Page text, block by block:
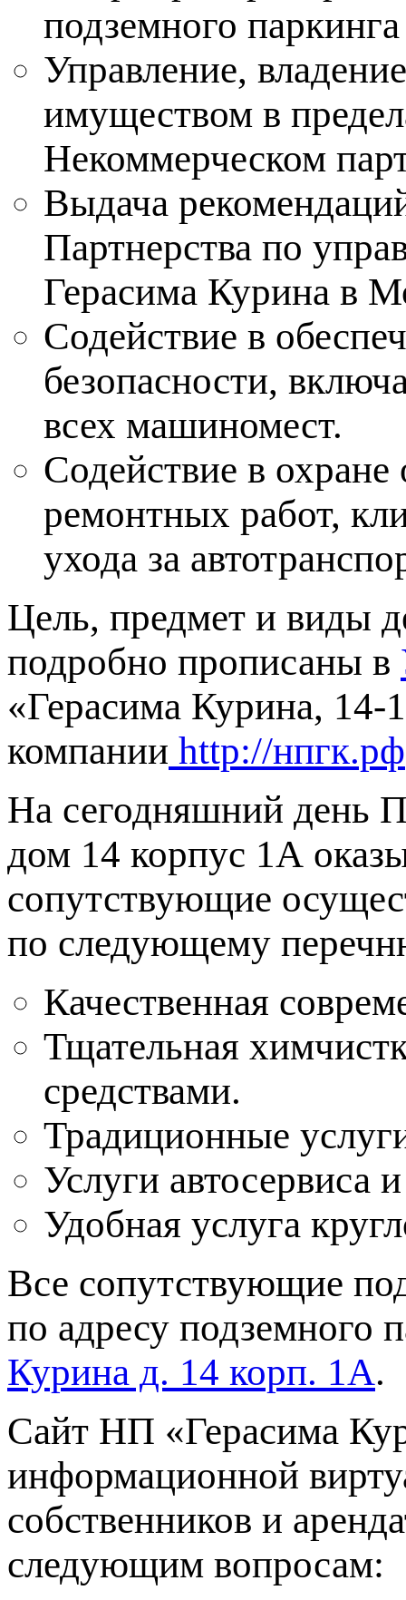
подземного
Управление,
имуществом в
Некоммерческом
Выдача
Партнерства по
Герасима Курина в
Содействие в
безопасности,
всех машиномест.
Содействие в
ремонтных работ,
ухода за
Цель, предмет и виды
подробно прописаны в
«Герасима Курина,
компании http://нпгк.рф
На сегодняшний день
дом 14 корпус 1А
сопутствующие
по следующему
Качественная
Тщательная
средствами.
Традиционные
Услуги автосервиса
Удобная услуга
Все сопутствующие
по адресу подземного
Курина д. 14 корп. 1А.
Сайт НП «Герасима
информационной
собственников и
следующим вопросам: